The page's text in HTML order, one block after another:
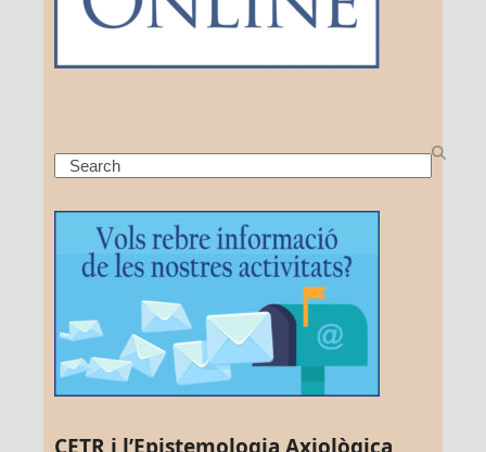
Search